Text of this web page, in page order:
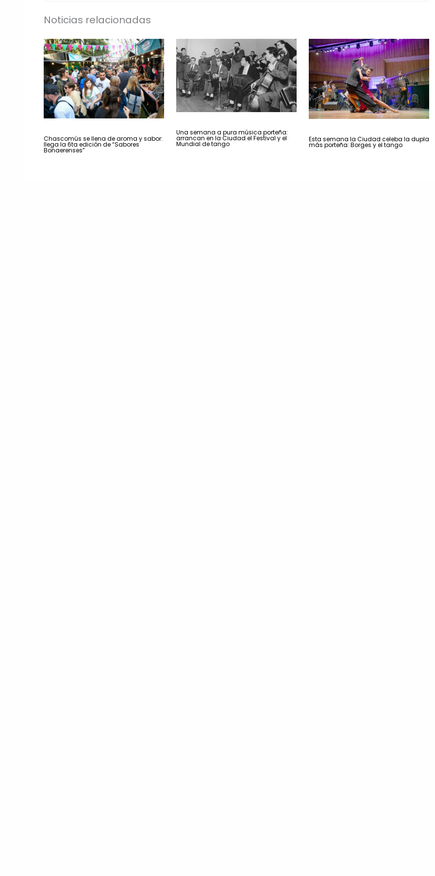
Noticias relacionadas
Chascomús se llena de aroma y sabor:
llega la 6ta edición de “Sabores
Bonaerenses”
Una semana a pura música porteña:
arrancan en la Ciudad el Festival y el
Mundial de tango
Esta semana la Ciudad celeba la dupla
más porteña: Borges y el tango